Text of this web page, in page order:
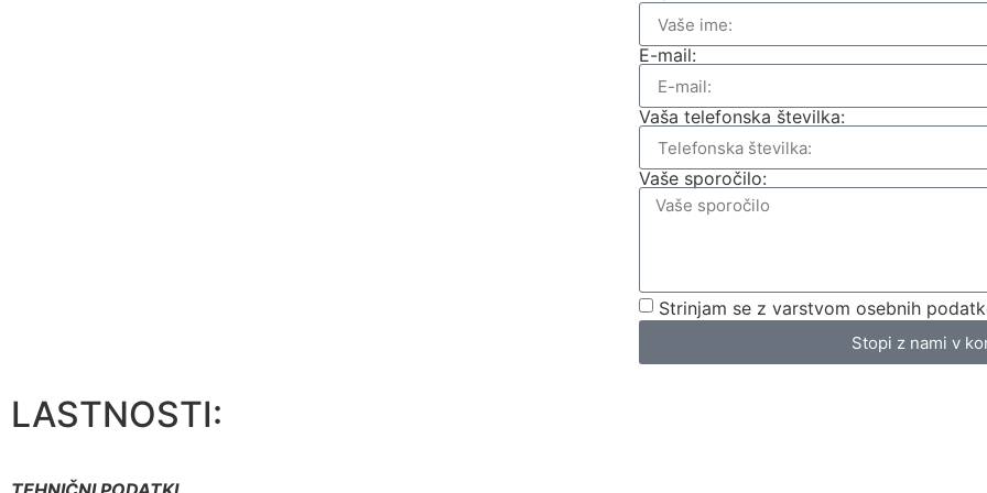
E-mail:
Vaša telefonska številka:
Vaše sporočilo:
Strinjam se z varstvom osebnih
Stopi z nami v
LASTNOSTI: